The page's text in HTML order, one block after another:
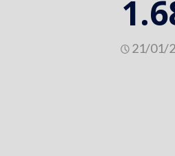
21/01/